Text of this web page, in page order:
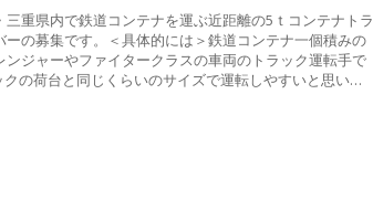
三重県内で鉄道コンテナを運ぶ近距離の5ｔコンテナトラ
ーの募集です。＜具体的には＞鉄道コンテナ一個積みの
ンジャーやファイタークラスの車両のトラック運転手で
の荷台と同じくらいのサイズで運転しやすいと思いま
て注目されています。＜車両＞全長約6.9ｍの5ｔコン
の流れまずは横乗りで先輩の助手としてスタート↓徐々
トを受けながら実際に運転！ルートやお客様先・駅内
覚えてください。↓専用車を使って、基本的に一人一台